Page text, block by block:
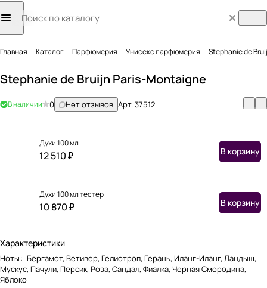
Главная Каталог Парфюмерия Унисекс парфюмерия Stephanie de
Stephanie de Bruijn Paris-Montaigne
В наличии 0 Нет отзывов Арт.37512
Духи 100 мл
12 510 ₽ В корзину
Духи 100 мл тестер
10 870 ₽ В корзину
Характеристики
Ноты: Бергамот, Ветивер, Гелиотроп, Герань, Иланг-Иланг, Ландыш,
Мускус, Пачули, Персик, Роза, Сандал, Фиалка, Черная Смородина,
Яблоко